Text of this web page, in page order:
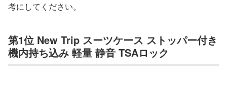
考にしてください。
第1位 New Trip スーツケース ストッパー付き
機内持ち込み 軽量 静音 TSAロック